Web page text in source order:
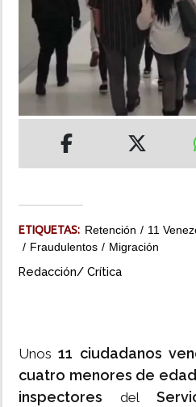
INSÓLITAS
MULTIMEDIA
ETIQUETAS: Retención 11
Fraudulentos
Migración
Redacción/ Crítica
Unos11 ciudadanos
cuatro menores de edad
inspectores del